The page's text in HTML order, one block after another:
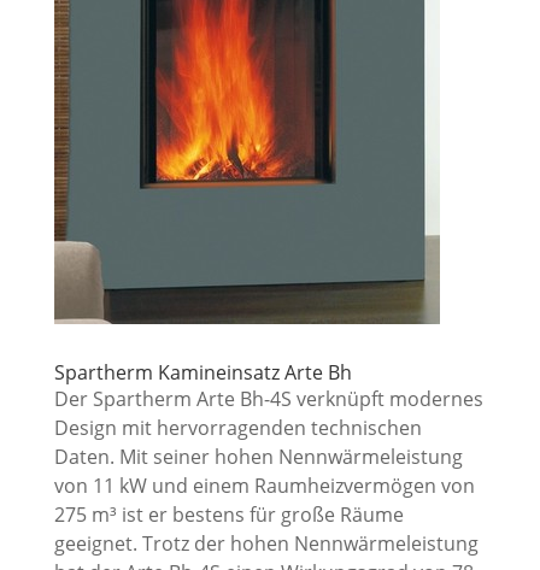
Spartherm Kamineinsatz Arte Bh
Der Spartherm Arte Bh-4S verknüpft modernes
Design mit hervorragenden technischen
Daten. Mit seiner hohen Nennwärmeleistung
von 11 kW und einem Raumheizvermögen von
275 m³ ist er bestens für große Räume
geeignet. Trotz der hohen Nennwärmeleistung